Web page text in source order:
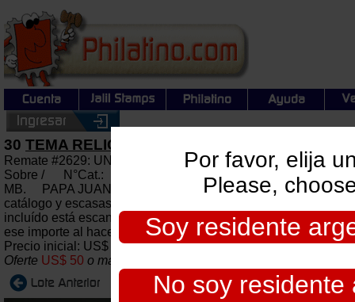
Por favor, elija
Please,
Soy residente
No soy
30 TEMA RELIGIÓN - JUAN PABLO II - LOTES Y
Remate #2629: UNIVERSALES + ARGENTINA: Subasta
Sobre / N°Cat.:
MB. PAPA JUAN PABLO II: Más de 80 sobres, tarjetas, etc.
catálogo y escasas, muy buena calidad general!
incluído está escaneado. Lote pesado, su envío desde
ese importe al hacer su oferta.
Precio inicial: US$ 50 Precio actual:US$ 50
Oferte US$ 50 o más